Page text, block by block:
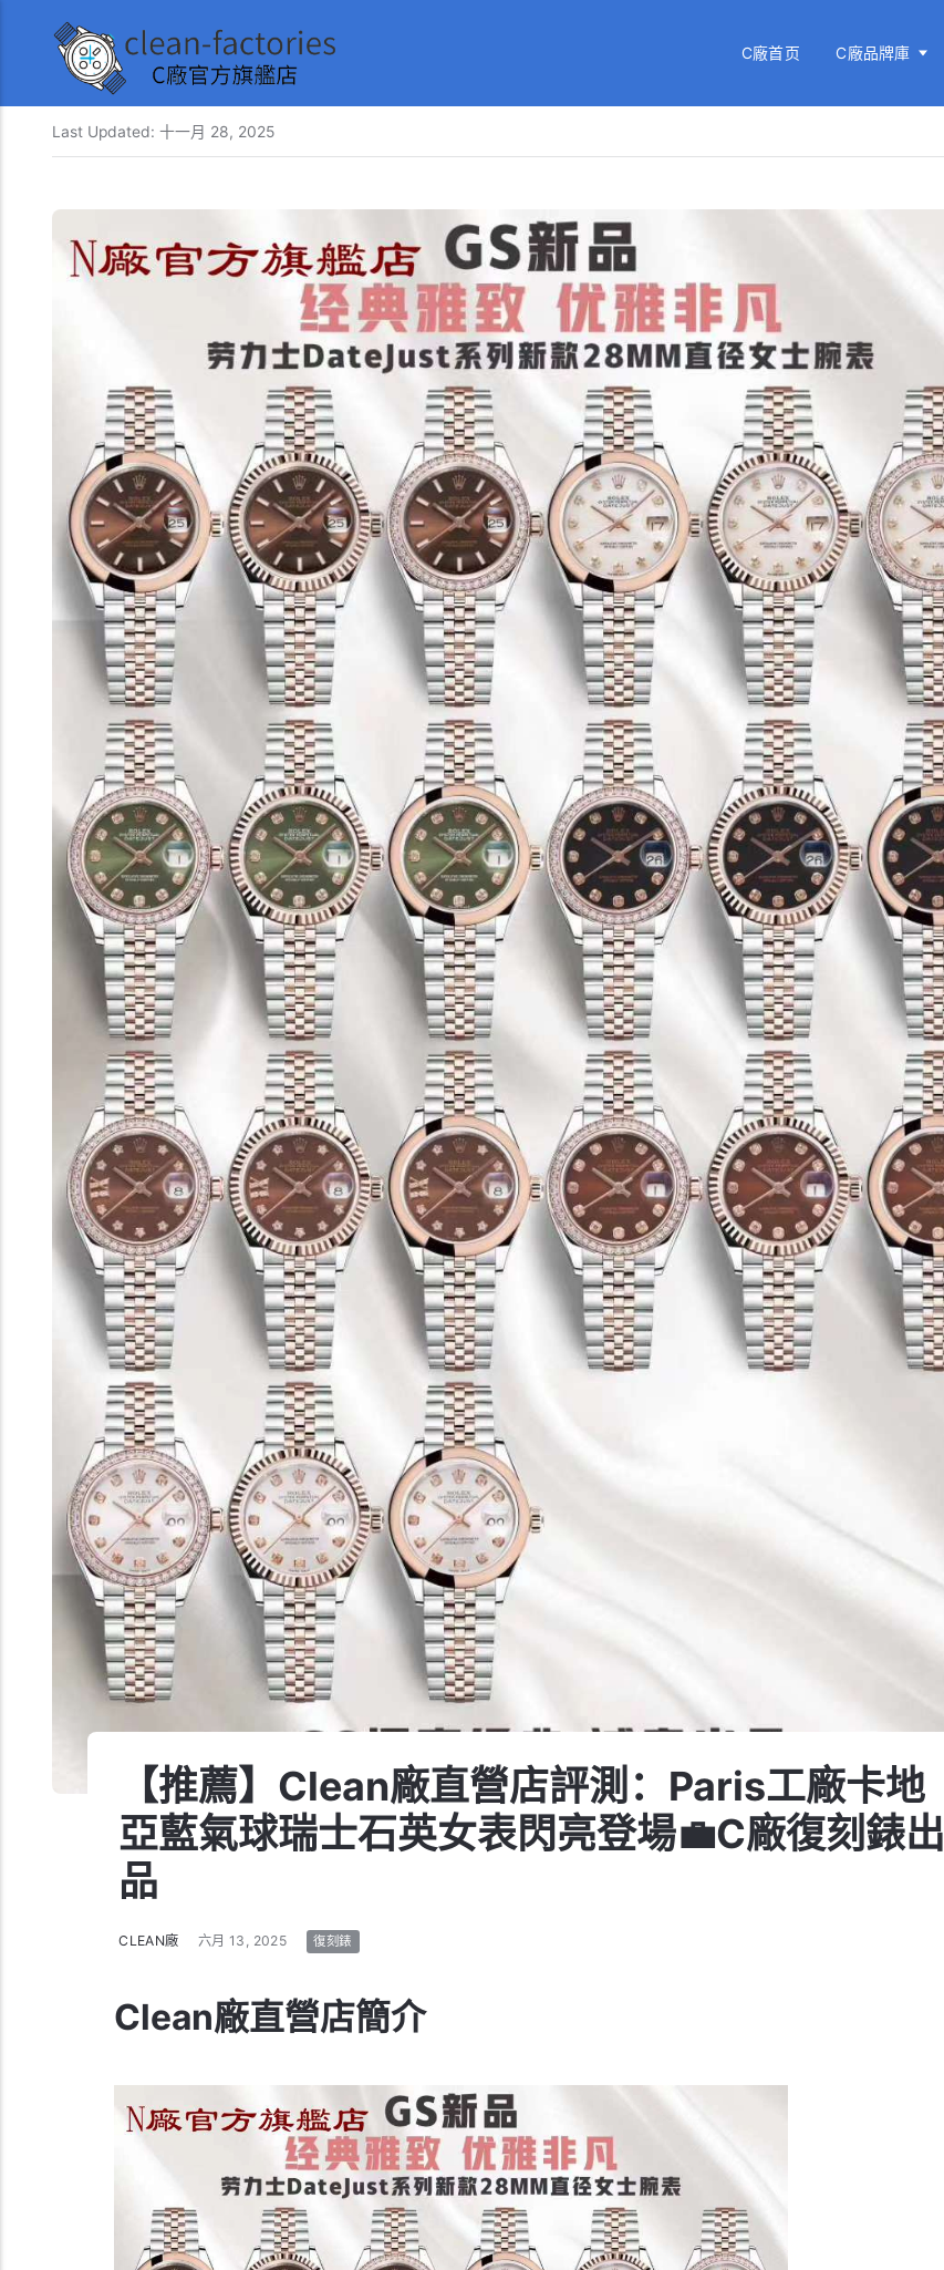
C廠首页 C廠品牌庫
Last Updated: 十一月 28, 2025
【推薦】Clean廠直營店評測：Paris工廠卡地
亞藍氣球瑞士石英女表閃亮登場💼C廠復刻錶出
品
CLEAN廠 六月 13, 2025 復刻錶
Clean廠直營店簡介